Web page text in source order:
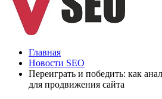
Главная
Новости SEO
Переиграть и победить: как
для продвижения сайта